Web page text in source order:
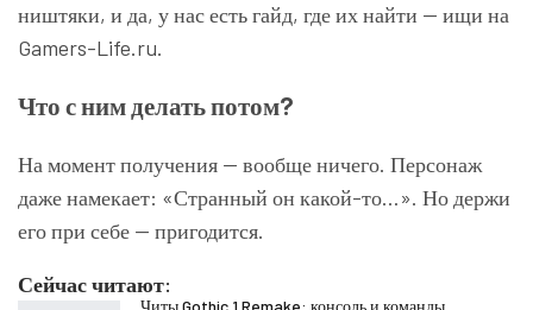
ништяки, и да, у нас есть гайд, где их найти — ищи на
Gamers-Life.ru.
Что с ним делать потом?
На момент получения — вообще ничего. Персонаж
даже намекает: «Странный он какой-то…». Но держи
его при себе — пригодится.
Сейчас читают: